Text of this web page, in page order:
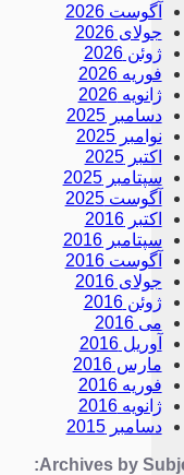
آگوست 2026
جولای 2026
ژوئن 2026
فوریه 2026
ژانویه 2026
دسامبر 2025
نوامبر 2025
اکتبر 2025
سپتامبر 2025
آگوست 2025
اکتبر 2016
سپتامبر 2016
آگوست 2016
جولای 2016
ژوئن 2016
می 2016
آوریل 2016
مارس 2016
فوریه 2016
ژانویه 2016
دسامبر 2015
Archives by